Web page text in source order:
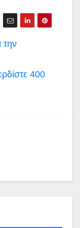
την
400